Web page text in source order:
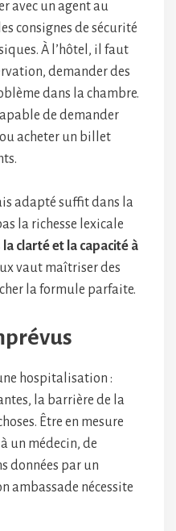
avec un agent au
consignes de sécurité
À l’hôtel, il faut
demander des
dans la chambre.
de demander
acheter un billet
adapté suffit dans la
la richesse lexicale
la clarté et la capacité à
vaut maîtriser des
la formule parfaite.
hospitalisation :
la barrière de la
Être en mesure
un médecin, de
données par un
ambassade nécessite